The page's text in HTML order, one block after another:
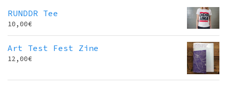
RUNDDR Tee
10,00€
Art Test Fest Zine
12,00€